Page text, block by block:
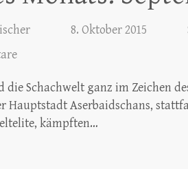
8. Oktober 2015
die Schachwelt ganz im Zeichen
Hauptstadt Aserbaidschans,
kämpften…